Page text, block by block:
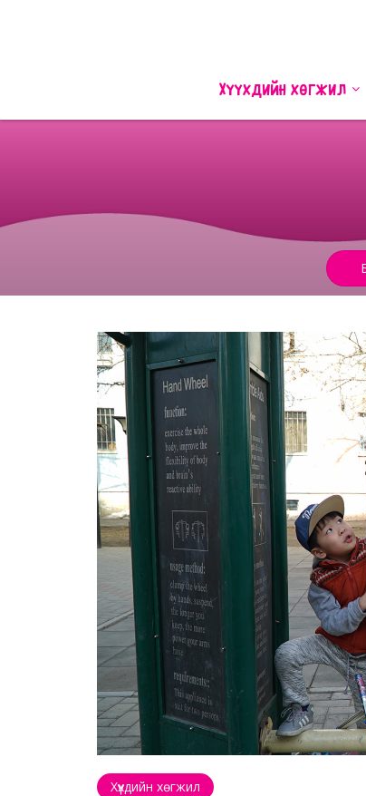
Хүүхдийн хөгжил
Хүүхдийн хөгжил